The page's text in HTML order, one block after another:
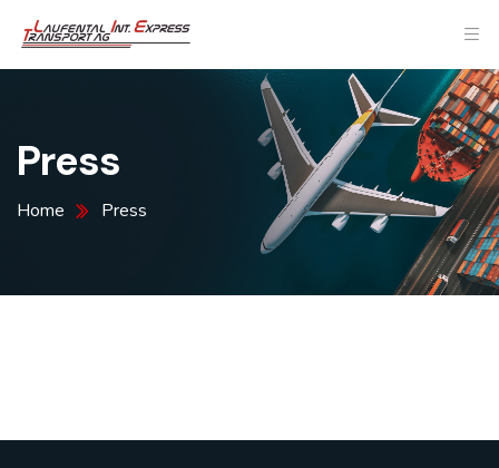
Press
Home Press